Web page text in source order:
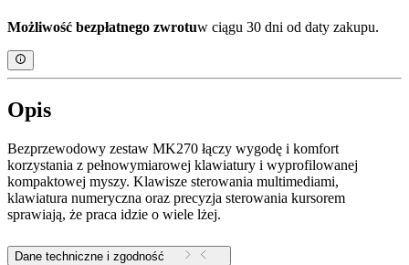
Możliwość bezpłatnego zwrotuw ciągu 30 dni od daty zakupu.
Opis
Bezprzewodowy zestaw MK270 łączy wygodę i komfort
korzystania z pełnowymiarowej klawiatury i wyprofilowanej
kompaktowej myszy. Klawisze sterowania multimediami,
klawiatura numeryczna oraz precyzja sterowania kursorem
sprawiają, że praca idzie o wiele lżej.
Dane techniczne i zgodność